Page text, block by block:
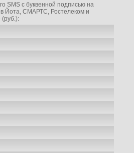
SMS c буквенной подписью на
Йота, СМАРТС, Ростелеком и
(руб.):